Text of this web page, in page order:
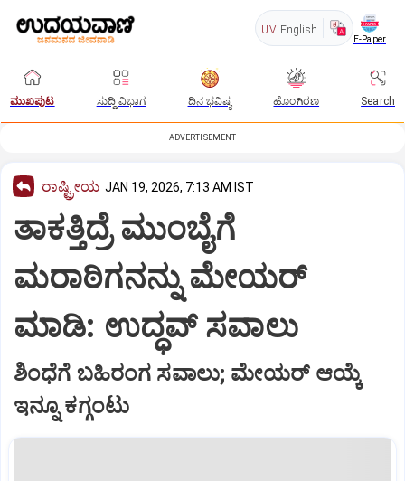
UV English
E-Paper
ಮುಖಪುಟ ಸುದ್ದಿ ವಿಭಾಗ ದಿನ ಭವಿಷ್ಯ ಹೊಂಗಿರಣ Search
ADVERTISEMENT
ರಾಷ್ಟ್ರೀಯ JAN 19, 2026, 7:13 AM IST
ತಾಕತ್ತಿದ್ರೆ ಮುಂಬೈಗೆ
ಮರಾಠಿಗನನ್ನು ಮೇಯರ್‌
ಮಾಡಿ: ಉದ್ಧವ್‌ ಸವಾಲು
ಶಿಂಧೆಗೆ ಬಹಿರಂಗ ಸವಾಲು; ಮೇಯರ್‌ ಆಯ್ಕೆ
ಇನ್ನೂ ಕಗ್ಗಂಟು